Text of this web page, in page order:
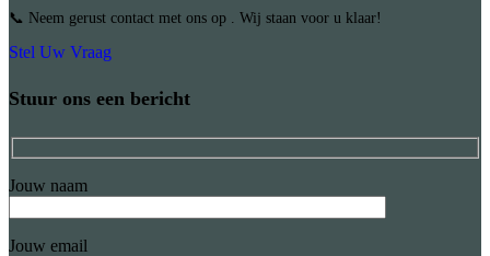
📞 Neem gerust contact met ons op . Wij staan voor u klaar!
Stel Uw Vraag
Stuur ons een bericht
Jouw naam
Jouw email